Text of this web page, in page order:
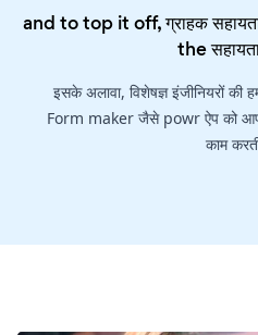
and to top it off, ग्राहक
the
इसके अलावा, विशेषज्ञ इंजीनियरों
Form maker जैसे powr ऐप को
काम